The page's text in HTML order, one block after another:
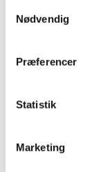
Nødvendig
Præferencer
Statistik
Marketing